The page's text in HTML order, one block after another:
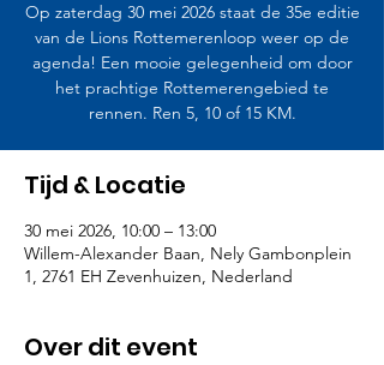
Op zaterdag 30 mei 2026 staat de 35e editie
van de Lions Rottemerenloop weer op de
agenda! Een mooie gelegenheid om door
het prachtige Rottemerengebied te
rennen. Ren 5, 10 of 15 KM.
Tijd & Locatie
30 mei 2026, 10:00 – 13:00
Willem-Alexander Baan, Nely Gambonplein
1, 2761 EH Zevenhuizen, Nederland
Over dit event